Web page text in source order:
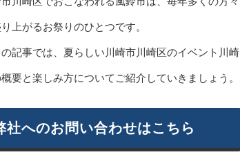
上がるお祭りのひとつです。
記事では、夏らしい川崎市川崎区のイベント川崎
要と楽しみ方についてご紹介していきましょう。
社へのお問い合わせはこちら